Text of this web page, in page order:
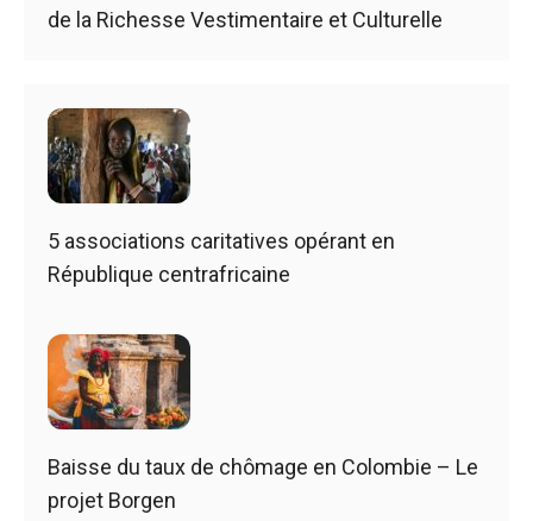
de la Richesse Vestimentaire et Culturelle
5 associations caritatives opérant en
République centrafricaine
Baisse du taux de chômage en Colombie – Le
projet Borgen